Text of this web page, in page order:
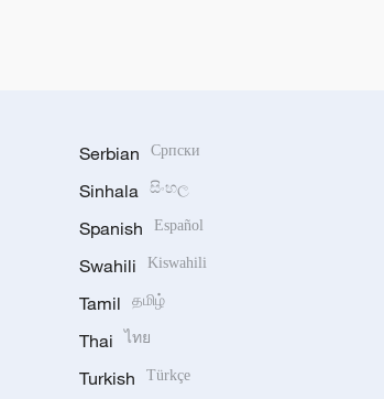
Serbian Српски
Sinhala සිංහල
Spanish Español
Swahili Kiswahili
Tamil தமிழ்
Thai ไทย
Turkish Türkçe